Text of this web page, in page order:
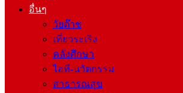
อื่นๆ
วัยต๊าช
เที่ยวระเริง
คลังศึกษา
ไอที-นวัตกรรม
สาธารณสุข